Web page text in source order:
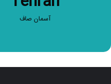
آسمان صاف